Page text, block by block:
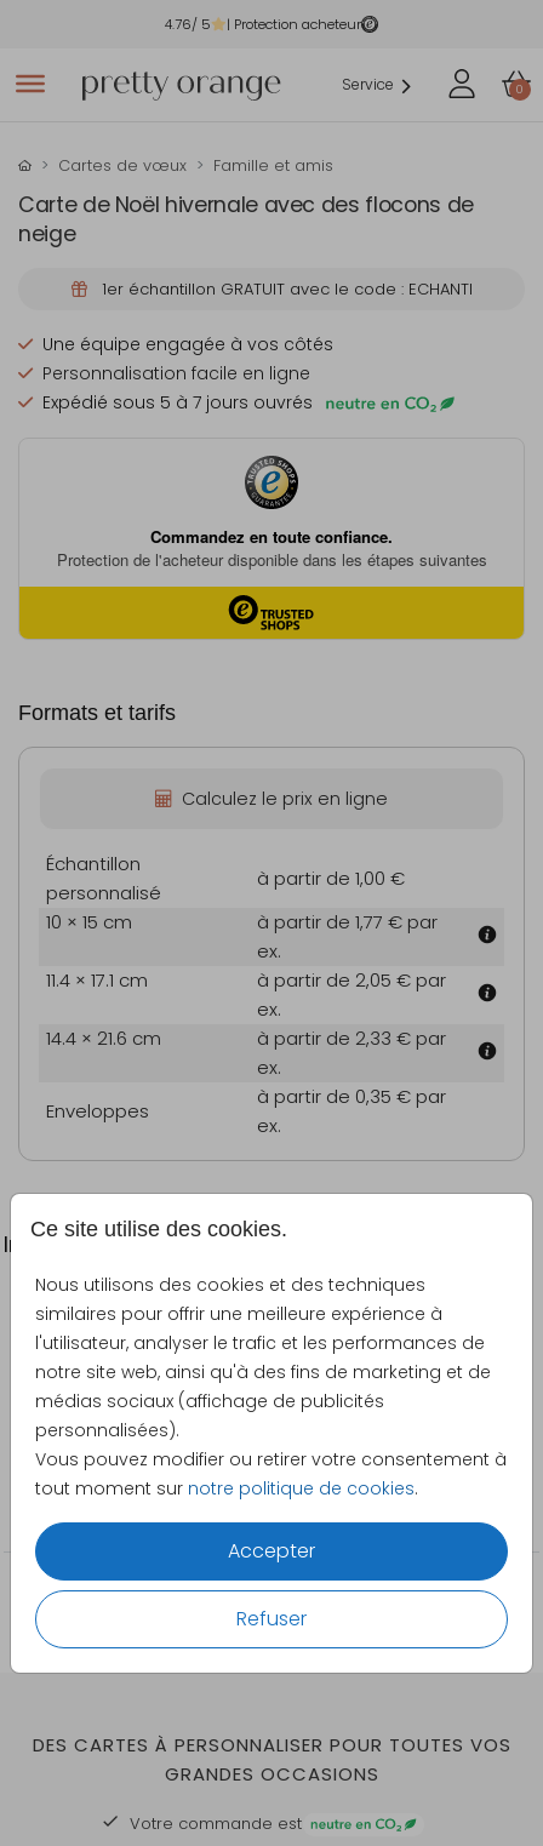
4.76/ 5 | Protection acheteur
Service 0
Ce site utilise des cookies.
Nous utilisons des cookies et des techniques
similaires pour offrir une meilleure expérience à
l'utilisateur, analyser le trafic et les performances de
notre site web, ainsi qu'à des fins de marketing et de
médias sociaux (affichage de publicités
personnalisées).
Vous pouvez modifier ou retirer votre consentement à
tout moment sur notre politique de cookies.
Accepter
Refuser
Cartes de vœux Famille et amis
Carte de Noël hivernale avec des flocons de
neige
1er échantillon GRATUIT avec le code : ECHANTI
Une équipe engagée à vos côtés
Personnalisation facile en ligne
Expédié sous 5 à 7 jours ouvrés
Formats et tarifs
Calculez le prix en ligne
Échantillon
personnalisé
à partir de 1,00 €
10 × 15 cm
à partir de 1,77 € par
ex.
11.4 × 17.1 cm
à partir de 2,05 € par
ex.
14.4 × 21.6 cm
à partir de 2,33 € par
ex.
Enveloppes
à partir de 0,35 € par
ex.
Informations du produit
Description
Carte de Noël hivernale avec des flocons de neige.
Créateur
Pretty Orange
Catégorie
Famille et amis
DES CARTES À PERSONNALISER POUR TOUTES VOS
GRANDES OCCASIONS
Votre commande est